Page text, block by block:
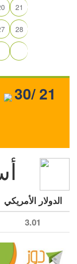
21
28
30/ 21
الدولار الأمريكي
3.01